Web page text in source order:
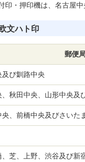
印・押印機は、名古屋
文ハト印
郵便
び釧路中央
秋田中央、山形中央及
、前橋中央及びさいた
芝、上野、渋谷及び新